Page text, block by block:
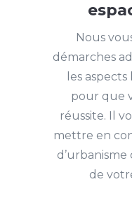
Nous
démarches
les
pour que
réussite. Il
mettre en
de